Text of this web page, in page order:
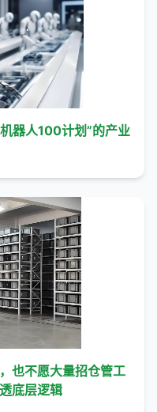
器人100计划”的产业
也不愿大量招仓管工
底层逻辑